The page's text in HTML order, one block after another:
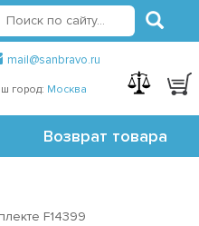
Точки самовывоза
mail@sanbravo.ru
город: Москва
Возврат товара
F14399